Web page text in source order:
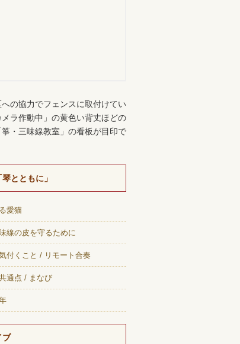
への協力でフェンスに取付けてい
メラ作動中」の黄色い背丈ほどの
・三味線教室」の看板が目印で
とともに」
愛猫
線の皮を守るために
付くこと / リモート合奏
通点 / まなび
ブ